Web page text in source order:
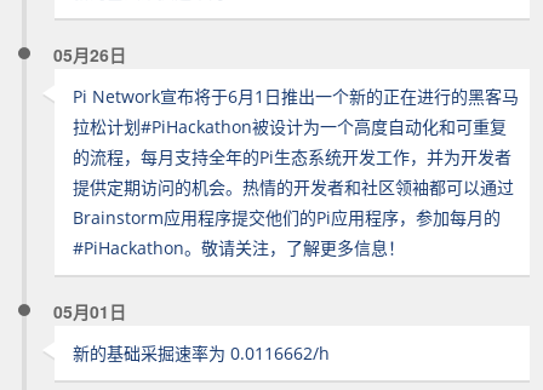
05月26日
Pi Network宣布将于6月1日推出一个新的正在进行的黑客马
拉松计划#PiHackathon被设计为一个高度自动化和可重复
的流程，每月支持全年的Pi生态系统开发工作，并为开发者
提供定期访问的机会。热情的开发者和社区领袖都可以通过
Brainstorm应用程序提交他们的Pi应用程序，参加每月的
#PiHackathon。敬请关注，了解更多信息！
05月01日
新的基础采掘速率为 0.0116662/h